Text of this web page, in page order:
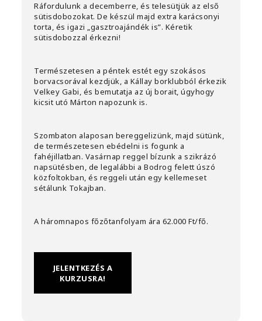
Ráfordulunk a decemberre, és telesütjük az első
sütisdobozokat. De készül majd extra karácsonyi
torta, és igazi „gasztroajándék is”. Kéretik
sütisdobozzal érkezni!
Természetesen a péntek estét egy szokásos
borvacsorával kezdjük, a Kállay borklubból érkezik
Velkey Gabi, és bemutatja az új borait, úgyhogy
kicsit utó Márton napozunk is.
Szombaton alaposan bereggelizünk, majd sütünk,
de természetesen ebédelni is fogunk a
fahéjillatban. Vasárnap reggel bízunk a szikrázó
napsütésben, de legalábbi a Bodrog felett úszó
közfoltokban, és reggeli után egy kellemeset
sétálunk Tokajban.
A háromnapos főzőtanfolyam ára 62.000 Ft/fő.
JELENTKEZÉS A
KURZUSRA!